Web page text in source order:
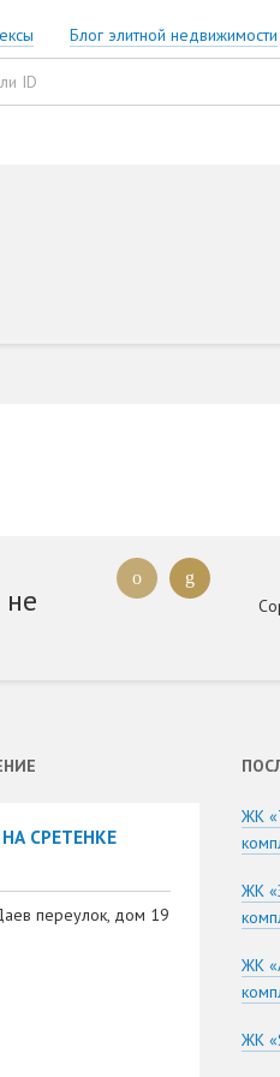
Блог элитной недвижимости
СРЕТЕНКЕ
переулок, дом 19
ЖК
ЖК
ЖК
ЖК